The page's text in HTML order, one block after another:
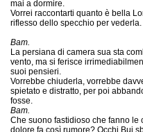
mai a
Vorrei raccontarti quanto è bella
riflesso dello specchio per vederla.
Bam.
La persiana di camera sua sta
vento, ma si ferisce
suoi pensieri.
Vorrebbe chiuderla, vorrebbe
spietato e distratto, per poi
fosse.
Bam.
Che suono fastidioso che fanno le
dolore fa così rumore? Occhi Bui